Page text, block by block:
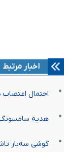
اخبار مرتبط
احتمال اعتصاب
هدیه سامسونگ
گوشی سه‌بار